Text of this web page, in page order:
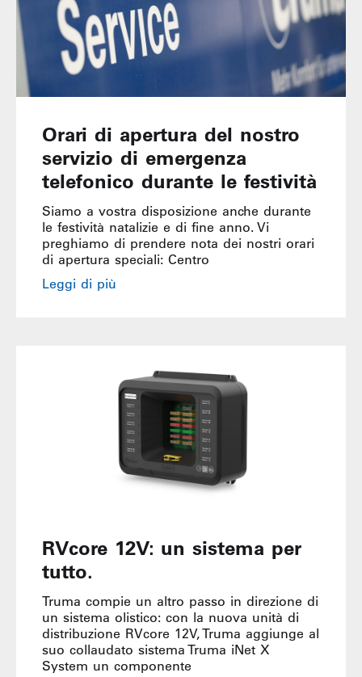
Orari di apertura del nostro
servizio di emergenza
telefonico durante le festività
Siamo a vostra disposizione anche durante
le festività natalizie e di fine anno. Vi
preghiamo di prendere nota dei nostri orari
di apertura speciali: Centro
Leggi di più
RVcore 12V: un sistema per
tutto.
Truma compie un altro passo in direzione di
un sistema olistico: con la nuova unità di
distribuzione RVcore 12V, Truma aggiunge al
suo collaudato sistema Truma iNet X
System un componente